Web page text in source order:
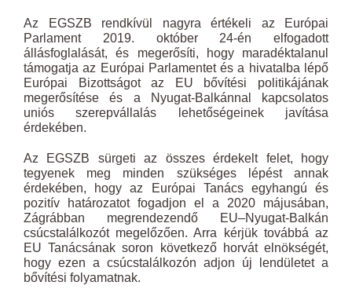
Az EGSZB rendkívül nagyra értékeli az Európai
Parlament 2019. október 24-én elfogadott
állásfoglalását, és megerősíti, hogy maradéktalanul
támogatja az Európai Parlamentet és a hivatalba lépő
Európai Bizottságot az EU bővítési politikájának
megerősítése és a Nyugat-Balkánnal kapcsolatos
uniós szerepvállalás lehetőségeinek javítása
érdekében.
Az EGSZB sürgeti az összes érdekelt felet, hogy
tegyenek meg minden szükséges lépést annak
érdekében, hogy az Európai Tanács egyhangú és
pozitív határozatot fogadjon el a 2020 májusában,
Zágrábban megrendezendő EU–Nyugat-Balkán
csúcstalálkozót megelőzően. Arra kérjük továbbá az
EU Tanácsának soron következő horvát elnökségét,
hogy ezen a csúcstalálkozón adjon új lendületet a
bővítési folyamatnak.